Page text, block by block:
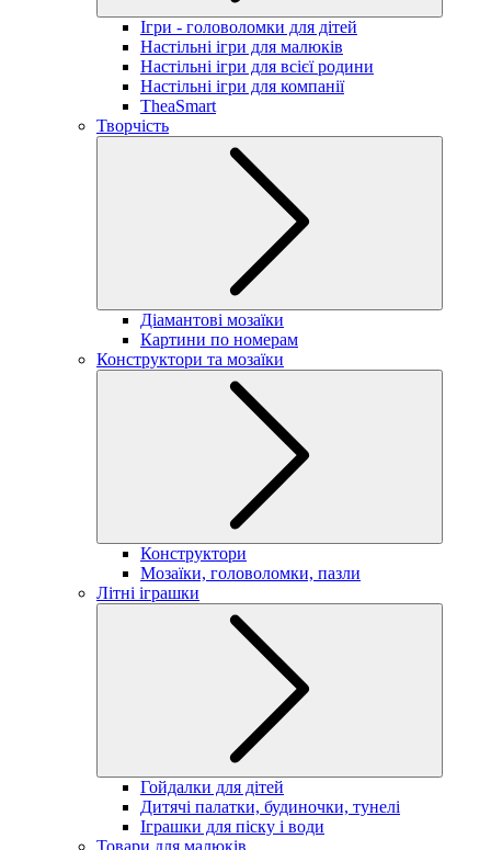
Ігри - головоломки для дітей
Настільні ігри для малюків
Настільні ігри для всієї родини
Настільні ігри для компанії
TheaSmart
Творчість
Діамантові мозаїки
Картини по номерам
Конструктори та мозаїки
Конструктори
Мозаїки, головоломки, пазли
Літні іграшки
Гойдалки для дітей
Дитячі палатки, будиночки, тунелі
Іграшки для піску і води
Товари для малюків